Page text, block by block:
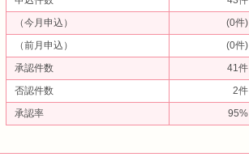
（今月申込）
(0件)
（前月申込）
(0件)
承認件数
41件
否認件数
2件
承認率
95%